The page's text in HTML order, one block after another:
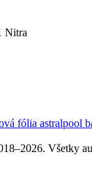
Nitra
fólia astralpool
Všetky